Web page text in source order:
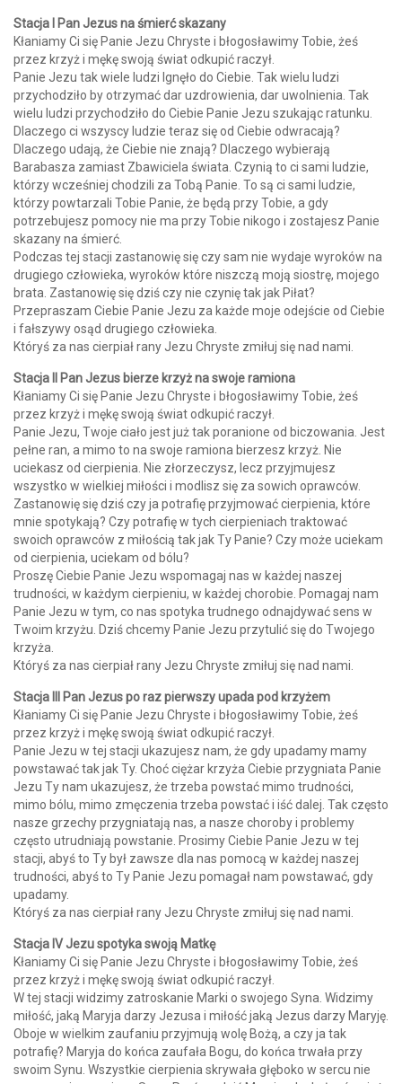
Stacja I Pan Jezus na śmierć skazany
Kłaniamy Ci się Panie Jezu Chryste i błogosławimy Tobie, żeś
przez krzyż i mękę swoją świat odkupić raczył.
Panie Jezu tak wiele ludzi lgnęło do Ciebie. Tak wielu ludzi
przychodziło by otrzymać dar uzdrowienia, dar uwolnienia. Tak
wielu ludzi przychodziło do Ciebie Panie Jezu szukając ratunku.
Dlaczego ci wszyscy ludzie teraz się od Ciebie odwracają?
Dlaczego udają, że Ciebie nie znają? Dlaczego wybierają
Barabasza zamiast Zbawiciela świata. Czynią to ci sami ludzie,
którzy wcześniej chodzili za Tobą Panie. To są ci sami ludzie,
którzy powtarzali Tobie Panie, że będą przy Tobie, a gdy
potrzebujesz pomocy nie ma przy Tobie nikogo i zostajesz Panie
skazany na śmierć.
Podczas tej stacji zastanowię się czy sam nie wydaje wyroków na
drugiego człowieka, wyroków które niszczą moją siostrę, mojego
brata. Zastanowię się dziś czy nie czynię tak jak Piłat?
Przepraszam Ciebie Panie Jezu za każde moje odejście od Ciebie
i fałszywy osąd drugiego człowieka.
Któryś za nas cierpiał rany Jezu Chryste zmiłuj się nad nami.
Stacja II Pan Jezus bierze krzyż na swoje ramiona
Kłaniamy Ci się Panie Jezu Chryste i błogosławimy Tobie, żeś
przez krzyż i mękę swoją świat odkupić raczył.
Panie Jezu, Twoje ciało jest już tak poranione od biczowania. Jest
pełne ran, a mimo to na swoje ramiona bierzesz krzyż. Nie
uciekasz od cierpienia. Nie złorzeczysz, lecz przyjmujesz
wszystko w wielkiej miłości i modlisz się za sowich oprawców.
Zastanowię się dziś czy ja potrafię przyjmować cierpienia, które
mnie spotykają? Czy potrafię w tych cierpieniach traktować
swoich oprawców z miłością tak jak Ty Panie? Czy może uciekam
od cierpienia, uciekam od bólu?
Proszę Ciebie Panie Jezu wspomagaj nas w każdej naszej
trudności, w każdym cierpieniu, w każdej chorobie. Pomagaj nam
Panie Jezu w tym, co nas spotyka trudnego odnajdywać sens w
Twoim krzyżu. Dziś chcemy Panie Jezu przytulić się do Twojego
krzyża.
Któryś za nas cierpiał rany Jezu Chryste zmiłuj się nad nami.
Stacja III Pan Jezus po raz pierwszy upada pod krzyżem
Kłaniamy Ci się Panie Jezu Chryste i błogosławimy Tobie, żeś
przez krzyż i mękę swoją świat odkupić raczył.
Panie Jezu w tej stacji ukazujesz nam, że gdy upadamy mamy
powstawać tak jak Ty. Choć ciężar krzyża Ciebie przygniata Panie
Jezu Ty nam ukazujesz, że trzeba powstać mimo trudności,
mimo bólu, mimo zmęczenia trzeba powstać i iść dalej. Tak często
nasze grzechy przygniatają nas, a nasze choroby i problemy
często utrudniają powstanie. Prosimy Ciebie Panie Jezu w tej
stacji, abyś to Ty był zawsze dla nas pomocą w każdej naszej
trudności, abyś to Ty Panie Jezu pomagał nam powstawać, gdy
upadamy.
Któryś za nas cierpiał rany Jezu Chryste zmiłuj się nad nami.
Stacja IV Jezu spotyka swoją Matkę
Kłaniamy Ci się Panie Jezu Chryste i błogosławimy Tobie, żeś
przez krzyż i mękę swoją świat odkupić raczył.
W tej stacji widzimy zatroskanie Marki o swojego Syna. Widzimy
miłość, jaką Maryja darzy Jezusa i miłość jaką Jezus darzy Maryję.
Oboje w wielkim zaufaniu przyjmują wolę Bożą, a czy ja tak
potrafię? Maryja do końca zaufała Bogu, do końca trwała przy
swoim Synu. Wszystkie cierpienia skrywała głęboko w sercu nie